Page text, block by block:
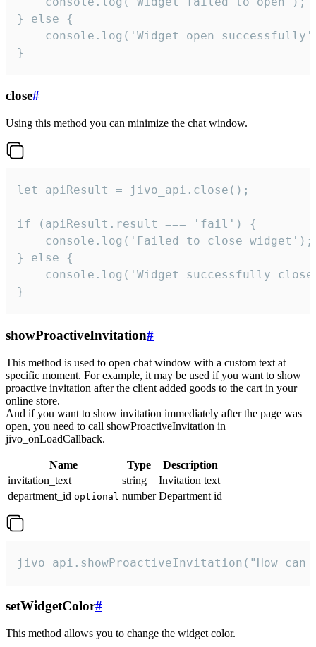
} else {
console.log('Widget open
}
close#
Using this method you can minimize the chat window.
let apiResult = jivo_api.close();
if (apiResult.result === 'fail') {
    console.log('Failed to close widget');
} else {
console.log('Widget successfully
}
showProactiveInvitation#
This method is used to open chat window with a custom text at
specific moment. For example, it may be used if you want to show
proactive invitation after the client added goods to the cart in your
online store.
And if you want to show invitation immediately after the page was
open, you need to call showProactiveInvitation in
jivo_onLoadCallback.
Name Type
Description
invitation_text
string
Invitation text
department_id optional number Department id
jivo_api.showProactiveInvitation("How
setWidgetColor#
This method allows you to change the widget color.